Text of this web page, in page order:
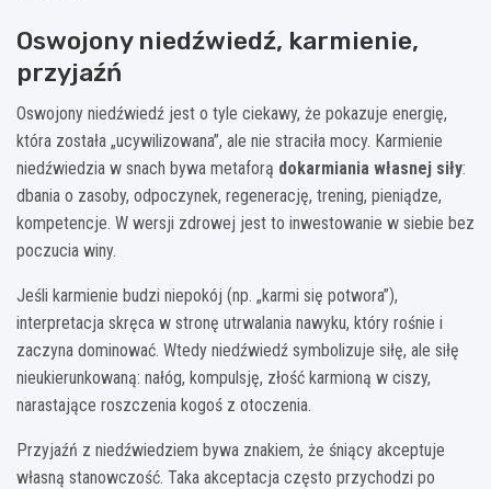
Oswojony niedźwiedź, karmienie,
przyjaźń
Oswojony niedźwiedź jest o tyle ciekawy, że pokazuje energię,
która została „ucywilizowana”, ale nie straciła mocy. Karmienie
niedźwiedzia w snach bywa metaforą dokarmiania własnej siły:
dbania o zasoby, odpoczynek, regenerację, trening, pieniądze,
kompetencje. W wersji zdrowej jest to inwestowanie w siebie bez
poczucia winy.
Jeśli karmienie budzi niepokój (np. „karmi się potwora”),
interpretacja skręca w stronę utrwalania nawyku, który rośnie i
zaczyna dominować. Wtedy niedźwiedź symbolizuje siłę, ale siłę
nieukierunkowaną: nałóg, kompulsję, złość karmioną w ciszy,
narastające roszczenia kogoś z otoczenia.
Przyjaźń z niedźwiedziem bywa znakiem, że śniący akceptuje
własną stanowczość. Taka akceptacja często przychodzi po